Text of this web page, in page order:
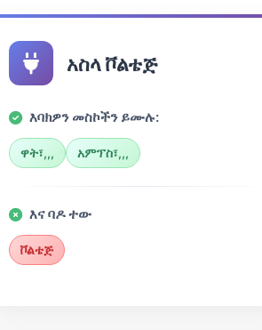
አስላ ቮልቴጅ
እባክዎን መስኮችን ይሙሉ:
ዋት፣,,, አምፕስ፣,,,
እና ባዶ ተው
ቮልቴጅ